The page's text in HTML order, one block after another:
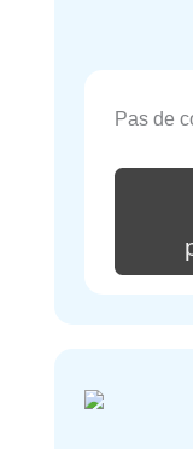
Pas de